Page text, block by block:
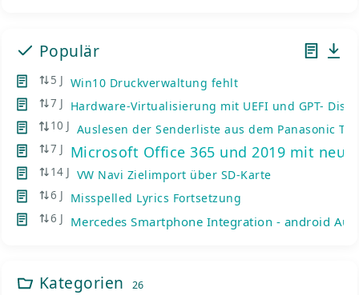
Populär
5 J Win10 Druckverwaltung fehlt
7 J Hardware-Virtualisierung mit UEFI und GPT- Disks
10 J Auslesen der Senderliste aus dem Panasonic TV
7 J Microsoft Office 365 und 2019 mit
14 J VW Navi Zielimport über SD-Karte
6 J Misspelled Lyrics Fortsetzung
6 J Mercedes Smartphone Integration - android
Kategorien 26